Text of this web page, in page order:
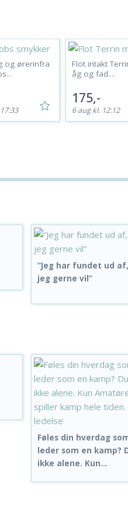
og ørerinfra
Flot intakt
åg og fad....
175,-
6 aug kl. 12:12
“Jeg har fundet ud
jeg gerne vil”
Føles din hverdag
leder som en kamp?
ikke alene. Kun...